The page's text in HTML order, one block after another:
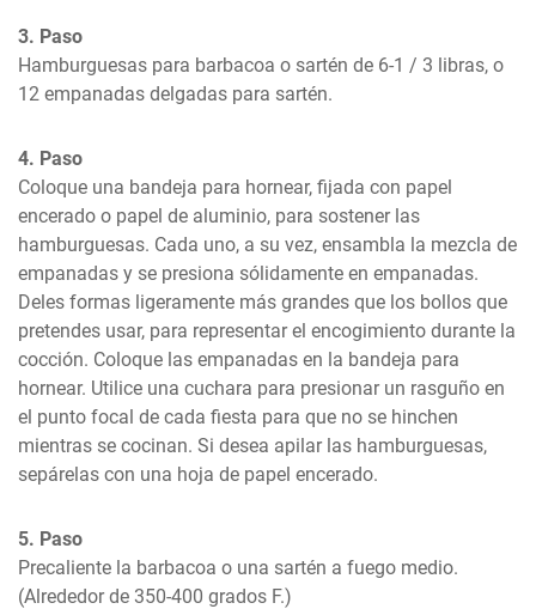
3. Paso
Hamburguesas para barbacoa o sartén de 6-1 / 3 libras, o
12 empanadas delgadas para sartén.
4. Paso
Coloque una bandeja para hornear, fijada con papel
encerado o papel de aluminio, para sostener las
hamburguesas. Cada uno, a su vez, ensambla la mezcla de
empanadas y se presiona sólidamente en empanadas.
Deles formas ligeramente más grandes que los bollos que
pretendes usar, para representar el encogimiento durante la
cocción. Coloque las empanadas en la bandeja para
hornear. Utilice una cuchara para presionar un rasguño en
el punto focal de cada fiesta para que no se hinchen
mientras se cocinan. Si desea apilar las hamburguesas,
sepárelas con una hoja de papel encerado.
5. Paso
Precaliente la barbacoa o una sartén a fuego medio.
(Alrededor de 350-400 grados F.)